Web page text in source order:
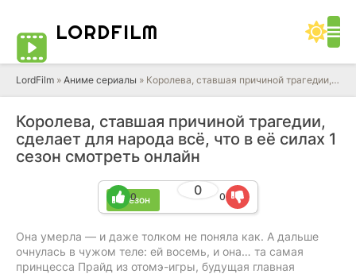
LORDFILM
LordFilm » Аниме сериалы » Королева, ставшая причиной трагедии, сделает для народа всё, что в её силах
Королева, ставшая причиной трагедии,
сделает для народа всё, что в её силах 1
сезон смотреть онлайн
1 сезон
0
0 0
Она умерла — и даже толком не поняла как. А дальше
очнулась в чужом теле: ей восемь, и она… та самая
принцесса Прайд из отомэ-игры, будущая главная